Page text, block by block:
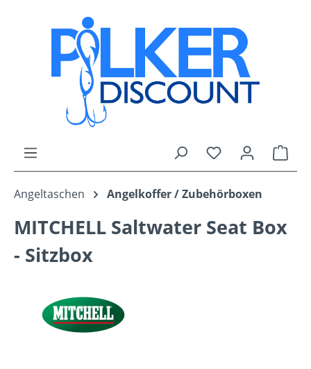
Zum Hauptinhalt springen
Du hast 0
Angeltaschen Angelkoffer / Zubehörboxen
MITCHELL Saltwater Seat Box
- Sitzbox